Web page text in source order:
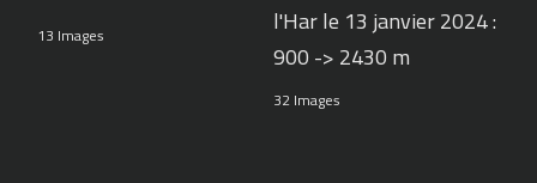
13 Images
l'Har le 13 janvier 2024 :
900 -> 2430 m
32 Images